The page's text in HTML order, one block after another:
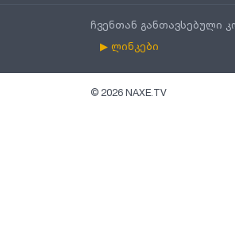
ჩვენთან განთავსებული
▶ ლინკები
© 2026 NAXE.TV